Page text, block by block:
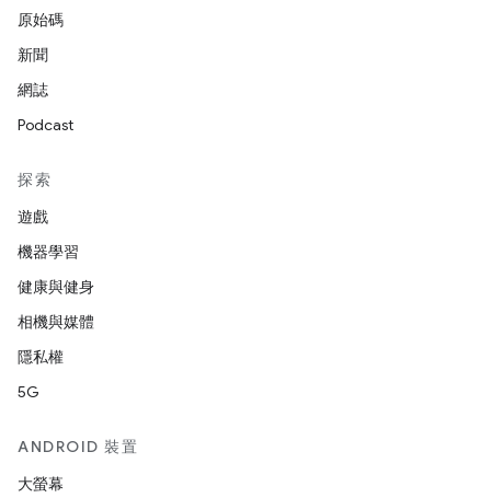
原始碼
新聞
網誌
Podcast
探索
遊戲
機器學習
健康與健身
相機與媒體
隱私權
5G
ANDROID 裝置
大螢幕